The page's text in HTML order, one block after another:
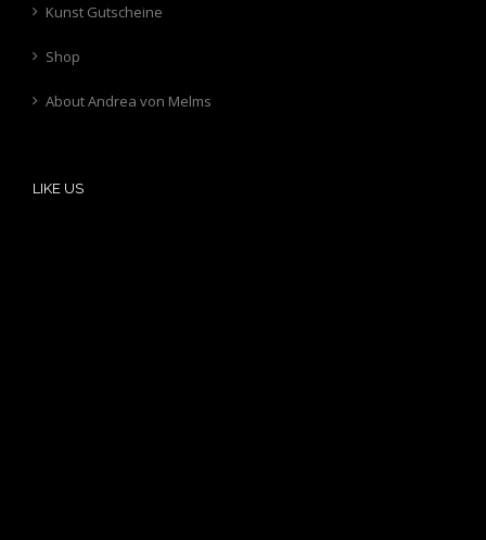
Kunst Gutscheine
Shop
About Andrea von Melms
LIKE US